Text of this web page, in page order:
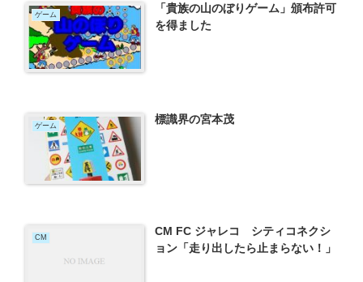
ゲーム
「貴族の山のぼりゲーム」頒布許可
を得ました
ゲーム 標識界の宮本茂
CM
CM FC ジャレコ シティコネクシ
ョン「走り出したら止まらない！」